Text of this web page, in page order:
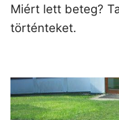
Miért lett beteg?
történteket.